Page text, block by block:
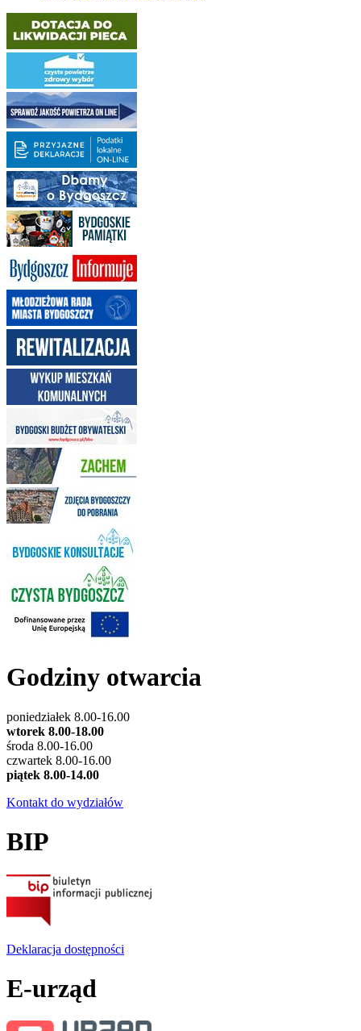
Godziny otwarcia
poniedziałek 8.00-16.00
wtorek 8.00-18.00
środa 8.00-16.00
czwartek 8.00-16.00
piątek 8.00-14.00
Kontakt do wydziałów
BIP
Deklaracja dostępności
E-urząd